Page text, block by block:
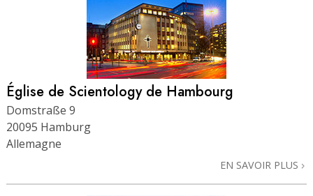
Église de Scientology de Hambourg
Domstraße 9
20095 Hamburg
Allemagne
EN SAVOIR PLUS